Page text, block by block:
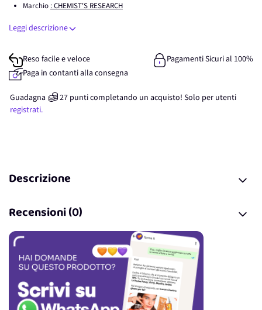
Marchio : CHEMIST'S RESEARCH
Leggi descrizione
Reso facile e veloce
Pagamenti Sicuri al 100%
Paga in contanti alla consegna
Guadagna 27 punticompletando un acquisto! Solo per utenti
registrati.
Descrizione
Recensioni (0)